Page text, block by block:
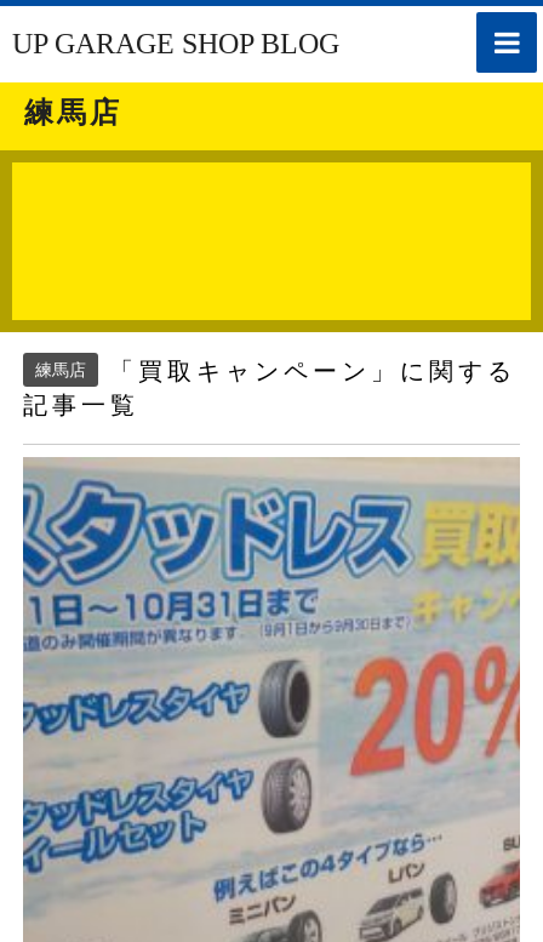
toggle
UP GARAGE SHOP BLOG
練馬店
練馬店
「買取キャンペーン」に関する
記事一覧